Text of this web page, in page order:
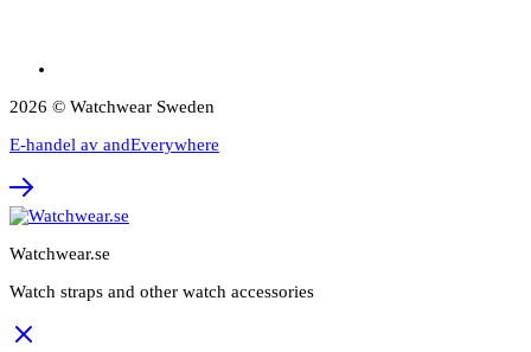
2026 © Watchwear Sweden
E-handel av andEverywhere
Watchwear.se
Watch straps and other watch accessories